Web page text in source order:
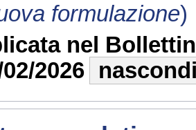
formulazione)
nel
2026